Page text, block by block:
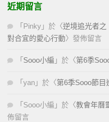
近期留言
「 Pinky 」於〈逆境追光者之
對合宜的愛心行動〉發佈留言
「 Sooo小編 」於〈第6季
「 yan 」於〈第6季Sooo節目
「 Sooo小編 」於〈教會年曆
佈留言